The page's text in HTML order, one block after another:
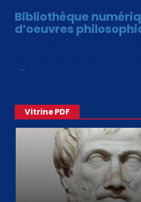
Bibliothèque
d’oeuvres
…
Vitrine PDF